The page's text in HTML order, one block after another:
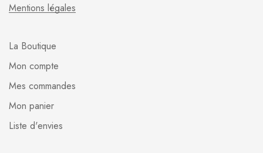
Mentions légales
La Boutique
Mon compte
Mes commandes
Mon panier
Liste d'envies